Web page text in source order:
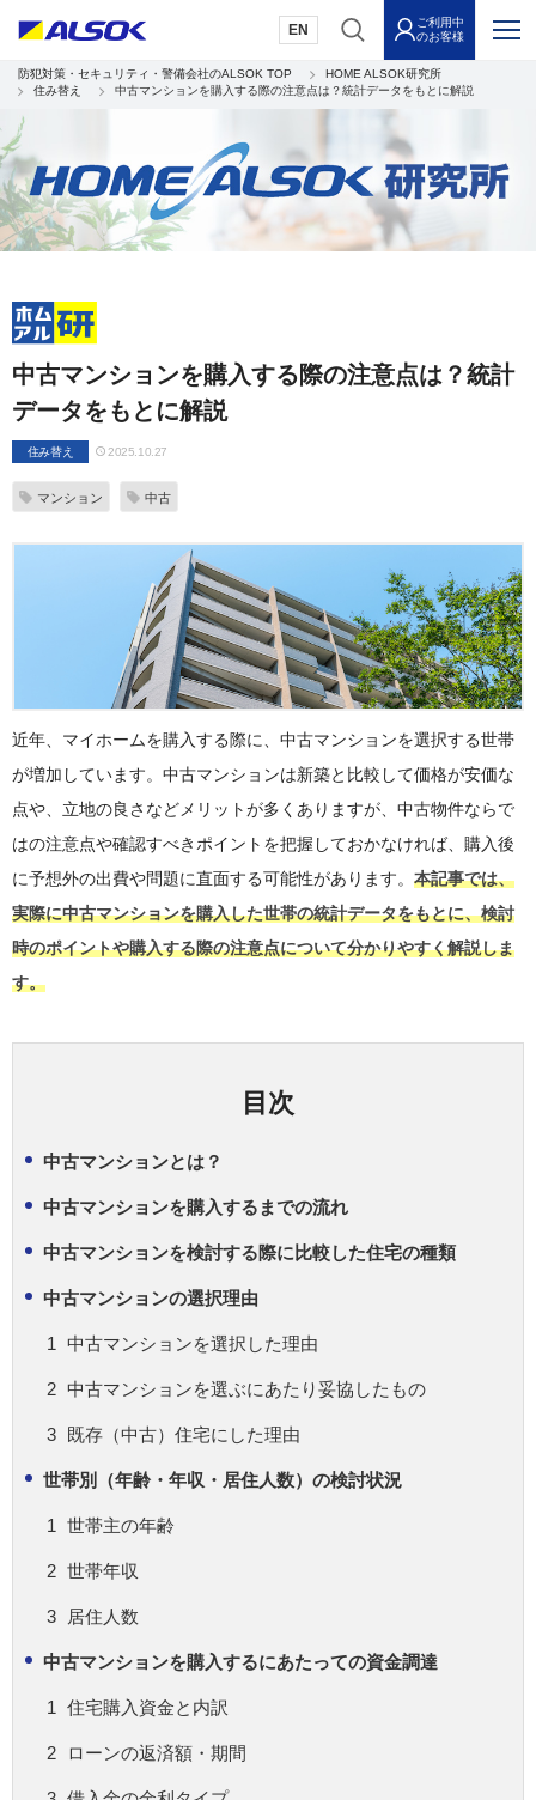
EN
ご利用中
のお客様
防犯対策・セキュリティ・警備会社のALSOK TOP
HOME ALSOK研究所
住み替え
中古マンションを購入する際の注意点は？統計データをもとに解説
中古マンションを購入する際の注意点は？統計
データをもとに解説
住み替え 2025.10.27
マンション 中古
近年、マイホームを購入する際に、中古マンションを選択する世帯
が増加しています。中古マンションは新築と比較して価格が安価な
点や、立地の良さなどメリットが多くありますが、中古物件ならで
はの注意点や確認すべきポイントを把握しておかなければ、購入後
に予想外の出費や問題に直面する可能性があります。 本記事では、
実際に中古マンションを購入した世帯の統計データをもとに、検討
時のポイントや購入する際の注意点について分かりやすく解説しま
す。
目次
中古マンションとは？
中古マンションを購入するまでの流れ
中古マンションを検討する際に比較した住宅の種類
中古マンションの選択理由
中古マンションを選択した理由
中古マンションを選ぶにあたり妥協したもの
既存（中古）住宅にした理由
世帯別（年齢・年収・居住人数）の検討状況
世帯主の年齢
世帯年収
居住人数
中古マンションを購入するにあたっての資金調達
住宅購入資金と内訳
ローンの返済額・期間